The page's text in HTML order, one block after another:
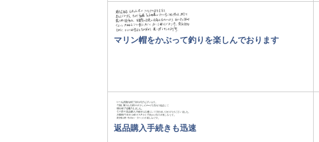
マリン帽をかぶって釣りを楽しんでおります
返品購入手続きも迅速